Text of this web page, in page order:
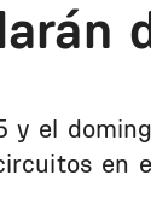
y el
en